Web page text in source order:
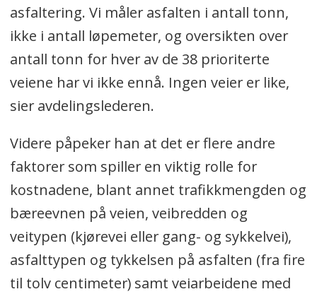
asfaltering. Vi måler asfalten i antall tonn,
ikke i antall løpemeter, og oversikten over
antall tonn for hver av de 38 prioriterte
veiene har vi ikke ennå. Ingen veier er like,
sier avdelingslederen.
Videre påpeker han at det er flere andre
faktorer som spiller en viktig rolle for
kostnadene, blant annet trafikkmengden og
bæreevnen på veien, veibredden og
veitypen (kjørevei eller gang- og sykkelvei),
asfalttypen og tykkelsen på asfalten (fra fire
til tolv centimeter) samt veiarbeidene med